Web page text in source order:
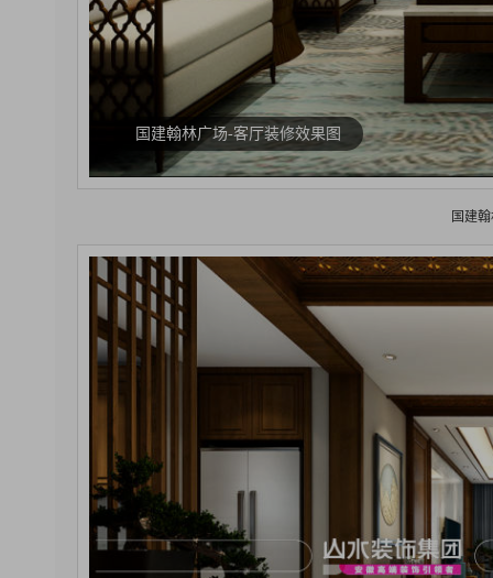
国建翰林广场-客厅装修效果图
国建